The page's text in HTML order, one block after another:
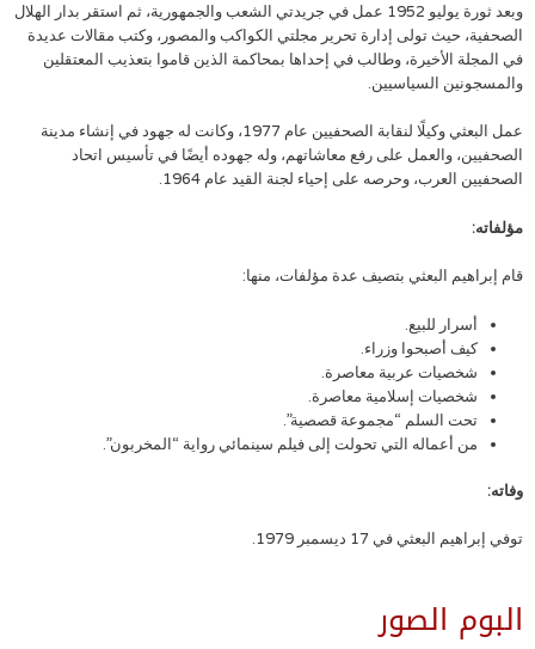
وبعد ثورة يوليو 1952 عمل في جريدتي الشعب والجمهورية، ثم استقر بدار الهلال
الصحفية، حيث تولى إدارة تحرير مجلتي الكواكب والمصور، وكتب مقالات عديدة
في المجلة الأخيرة، وطالب في إحداها بمحاكمة الذين قاموا بتعذيب المعتقلين
والمسجونين السياسيين.
عمل البعثي وكيلًا لنقابة الصحفيين عام 1977، وكانت له جهود في إنشاء مدينة
الصحفيين، والعمل على رفع معاشاتهم، وله جهوده أيضًا في تأسيس اتحاد
الصحفيين العرب، وحرصه على إحياء لجنة القيد عام 1964.
مؤلفاته:
قام إبراهيم البعثي بتصيف عدة مؤلفات، منها:
أسرار للبيع.
كيف أصبحوا وزراء.
شخصيات عربية معاصرة.
شخصيات إسلامية معاصرة.
تحت السلم “مجموعة قصصية”.
من أعماله التي تحولت إلى فيلم سينمائي رواية “المخربون”.
وفاته:
توفي إبراهيم البعثي في 17 ديسمبر 1979.
البوم الصور